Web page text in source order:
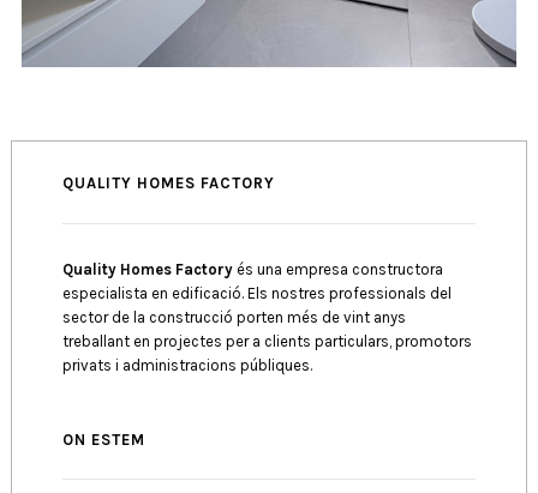
QUALITY HOMES FACTORY
Quality Homes Factoryés una empresa constructora
especialista en edificació. Els nostres professionals del
sector de la construcció porten més de vint anys
treballant en projectes per a clients particulars, promotors
privats i administracions públiques.
ON ESTEM